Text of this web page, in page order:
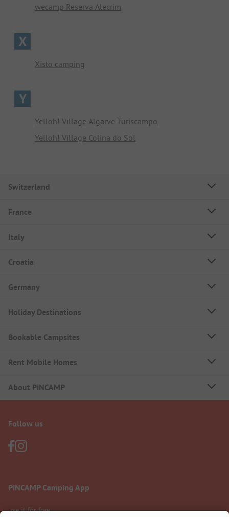
wecamp Reserva Alecrim
X
Xisto camping
Y
Yelloh! Village Algarve-Turiscampo
Yelloh! Village Colina do Sol
Switzerland
France
Italy
Croatia
Germany
Holiday Destinations
Bookable Campsites
Rent Mobile Homes
About PiNCAMP
Follow us
PiNCAMP Camping App
use it for free